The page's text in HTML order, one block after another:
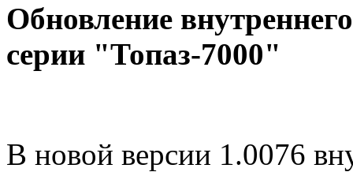
Обновление
серии "Топаз-7000"
В новой версии 1.0076